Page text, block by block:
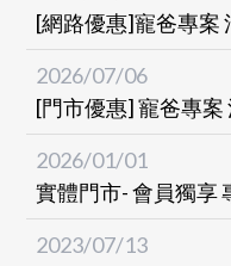
[網路優惠]寵爸專案
2026/07/06
[門市優惠] 寵爸專案
2026/01/01
實體門市- 會員獨享
2023/07/13